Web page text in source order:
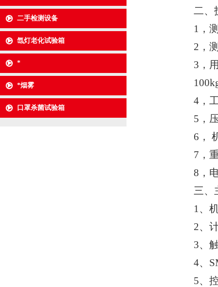
二手检测设备
氙灯老化试验箱
*
*烟雾
口罩杀菌试验箱
二、
1，
2，
3，
4，
5，
6，
7，
8，
三、
1、
2、
3、
4、
5、